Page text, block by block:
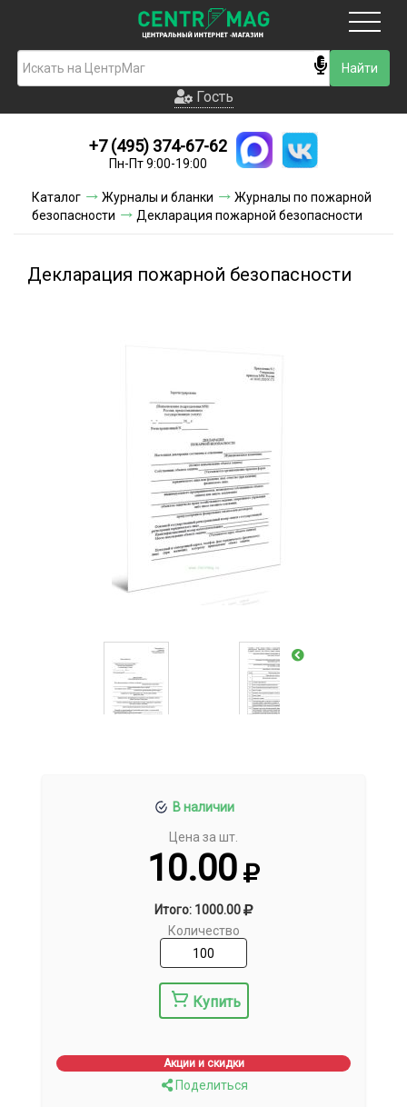
Гость
Новинки
Условия доставки
Контакты
Гость
+7 (495) 374-67-62
Пн-Пт 9:00-19:00
Каталог Журналы и бланки
Журналы по пожарной
безопасности
Декларация пожарной безопасности
Декларация пожарной безопасности
В наличии
Цена за шт.
10.00
Итого: 1000.00
Количество
Купить
Акции и скидки
Поделиться